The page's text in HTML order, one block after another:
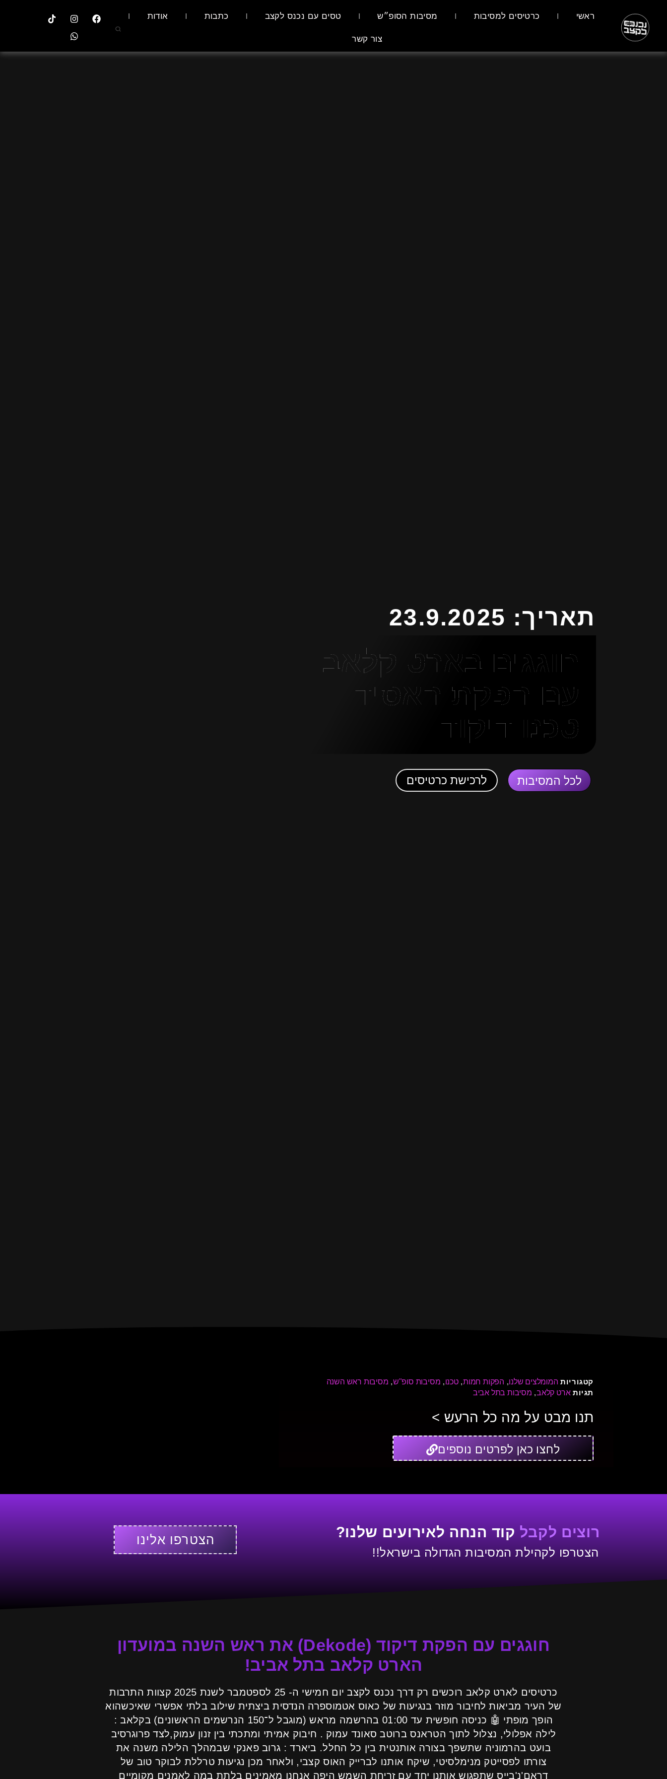
ראשי כרטיסים למסיבות מסיבות הסופ״ש טסים עם נכנס לקצב כתבות אודות
צור קשר
תאריך: 23.9.2025
חוגגים בארט קלאב
עם הפקת האסיד
טכנו דיקוד
לכל המסיבות לרכישת כרטיסים
קטגוריות המומלצים שלנו, הפקות חמות,טכנו, מסיבות סופ"ש, מסיבות ראש השנה
תגיות ארט קלאב, מסיבות בתל אביב
תנו מבט על מה כל הרעש >
לחצו כאן לפרטים נוספים
רוצים לקבל קוד הנחה לאירועים שלנו?
הצטרפו לקהילת המסיבות הגדולה בישראל!!
הצטרפו אלינו
חוגגים עם הפקת דיקוד (Dekode) את ראש השנה במועדון
הארט קלאב בתל אביב!
כרטיסים לארט קלאב רוכשים רק דרך נכנס לקצב יום חמישי ה- 25 לספטמבר לשנת 2025 קצוות התרבות
של העיר מביאות לחיבור מוזר בנגיעות של כאוס אטמוספרה הנדסית ביצתית שילוב בלתי אפשרי שאיכשהוא
הופך מופתי 🤖 כניסה חופשית עד 01:00 בהרשמה מראש (מוגבל ל־150 הנרשמים הראשונים) בקלאב :
לילה אפלולי, נצלול לתוך הטראנס ברוטב סאונד עמוק . חיבוק אמיתי ומתכתי בין זנון עמוק,לצד פרוגרסיב
בועט בהרמוניה שתשפך בצורה אותנטית בין כל החלל. ביארד : גרוב פאנקי שבמהלך הלילה משנה את
צורתו לפסייטק מנימלסיטי, שיקח אותנו לברייק האוס קצבי, ולאחר מכן נגיעות טרללת לבוקר טוב של
דראם'נ'בייס שתפגוש אותנו יחד עם זריחת השמש היפה אנחנו מאמינים בלתת במה לאמנים מקומיים